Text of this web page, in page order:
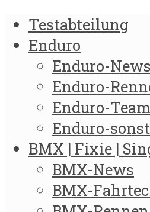
Testabteilung
Enduro
Enduro-News
Enduro-
Enduro-
Enduro-
BMX | Fixie |
BMX-News
BMX-